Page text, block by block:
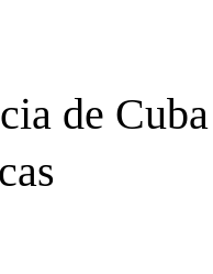
de Cuba